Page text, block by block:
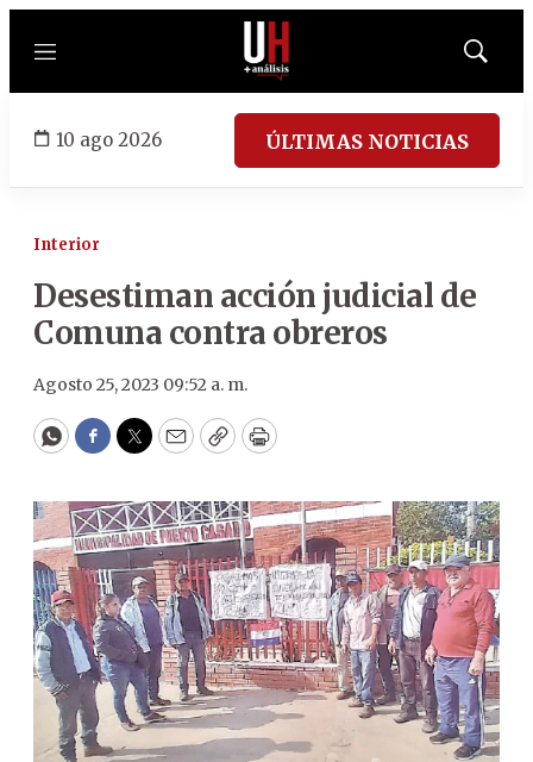
Menú
Mostrar
10 ago 2026 ÚLTIMAS NOTICIAS
Interior
Desestiman acción judicial de
Comuna contra obreros
Agosto 25, 2023 09:52 a. m.
WhatsApp
Facebook
Twitter
EmailCopyPrint